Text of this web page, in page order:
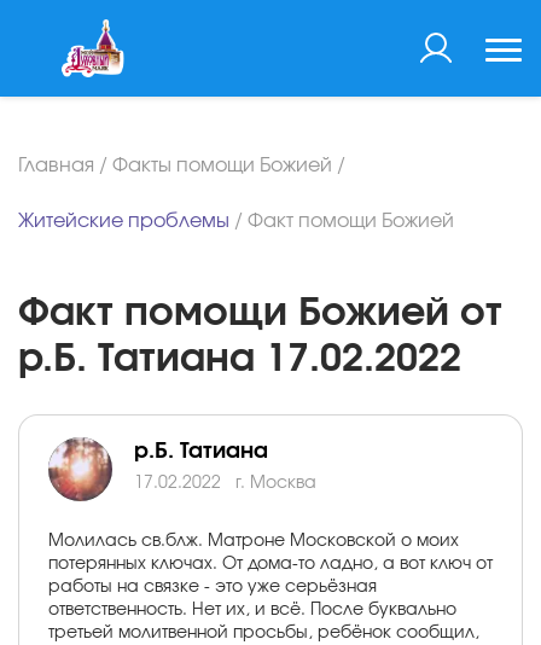
Главная / Факты помощи Божией /
Житейские проблемы / Факт помощи Божией
Факт помощи Божией от
р.Б. Татиана 17.02.2022
р.Б. Татиана
17.02.2022 г. Москва
Молилась св.блж. Матроне Московской о моих
потерянных ключах. От дома-то ладно, а вот ключ от
работы на связке - это уже серьёзная
ответственность. Нет их, и всё. После буквально
третьей молитвенной просьбы, ребёнок сообщил,